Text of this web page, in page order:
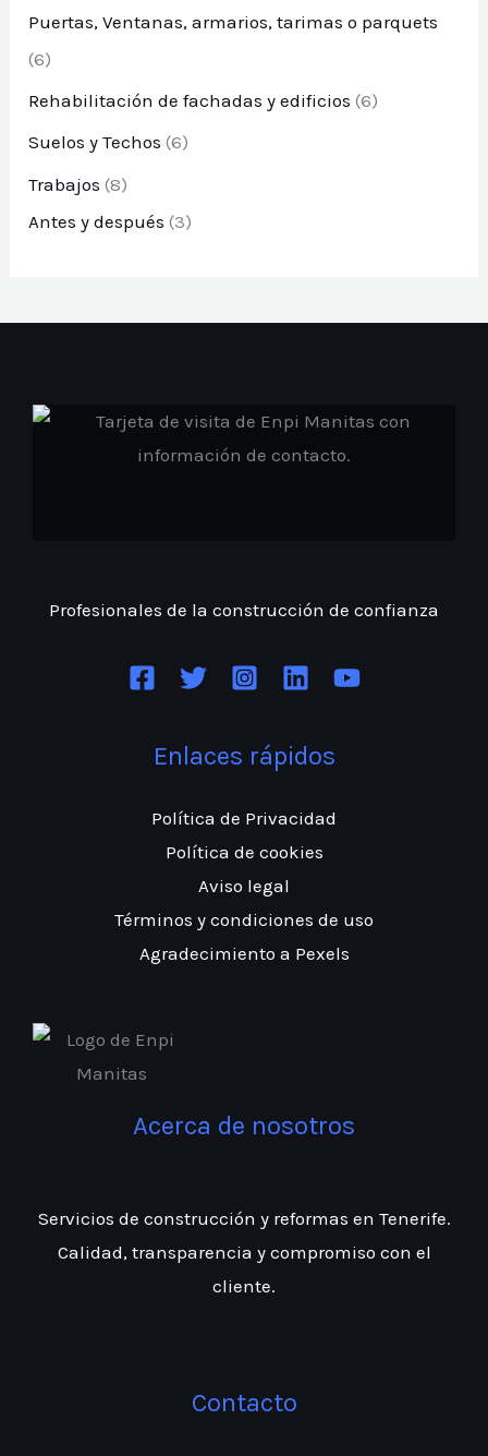
Puertas, Ventanas, armarios, tarimas o parquets
(6)
Rehabilitación de fachadas y edificios (6)
Suelos y Techos (6)
Trabajos (8)
Antes y después (3)
Profesionales de la construcción de confianza
Enlaces rápidos
Política de Privacidad
Política de cookies
Aviso legal
Términos y condiciones de uso
Agradecimiento a Pexels
Acerca de nosotros
Servicios de construcción y reformas en Tenerife.
Calidad, transparencia y compromiso con el
cliente.
Contacto